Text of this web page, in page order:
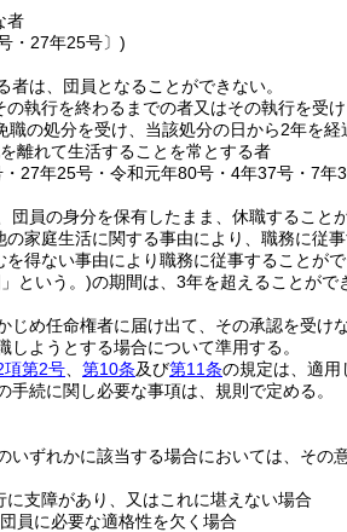
者
・27年25号〕)
者は、団員となることができない。
執行を終わるまでの者又はその執行を受
職の処分を受け、当該処分の日から2年を経
離れて生活することを常とする者
27年25号・令和元年80号・4年37号・7年
団員の身分を保有したまま、休職することが
家庭生活に関する事由により、職務に従
得ない事由により職務に従事することが
という。)の期間は、3年を超えることがで
め任命権者に届け出て、その承認を受け
ようとする場合について準用する。
項第2号 第10条及び第11条の規定は、適用
手続に関し必要な事項は、規則で定める。
いずれかに該当する場合においては、その
支障があり、又はこれに堪えない場合
員に必要な適格性を欠く場合